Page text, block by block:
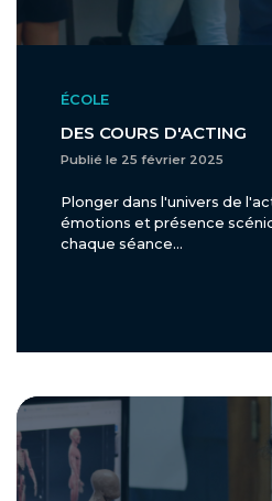
ÉCOLE
DES COURS D'ACTING
Publié le 25 février 2025
Plonger dans l'univers de
émotions et présence
chaque séance...